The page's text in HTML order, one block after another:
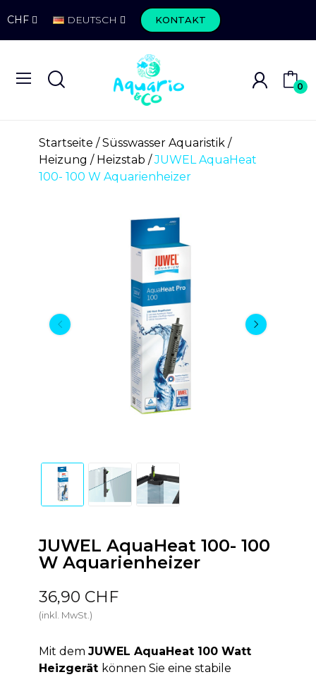
CHF DEUTSCH KONTAKT
0
Startseite
Süsswasser Aquaristik
Heizung
Heizstab
JUWEL AquaHeat
100- 100 W Aquarienheizer
JUWEL AquaHeat 100- 100
W Aquarienheizer
36,90 CHF
(inkl. MwSt.)
Mit dem JUWEL AquaHeat 100 Watt
Heizgerät können Sie eine stabile